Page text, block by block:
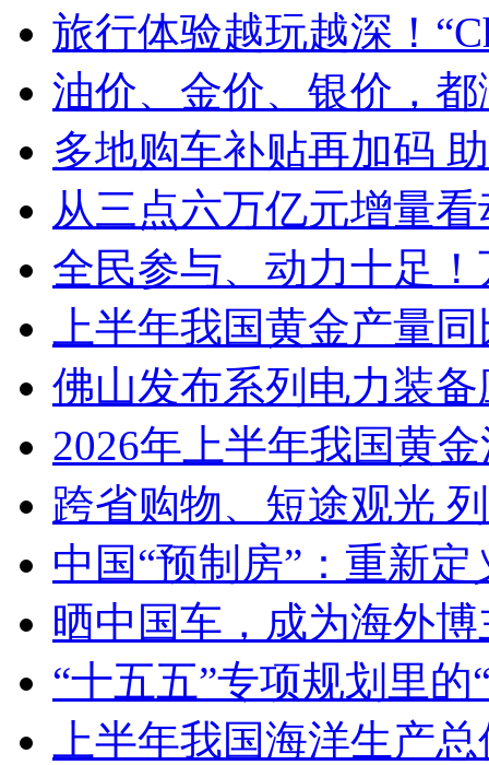
旅行体验越玩越深！
油价、金价、银价，都
多地购车补贴再加码
从三点六万亿元增量
全民参与、动力十足
上半年我国黄金产量
佛山发布系列电力装
2026年上半年我国黄
跨省购物、短途观光
中国“预制房”：重新
晒中国车，成为海外博
“十五五”专项规划里的
上半年我国海洋生产